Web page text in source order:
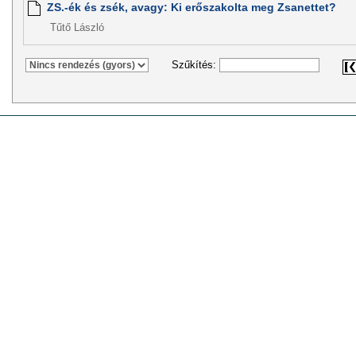
ZS.-ék és zsék, avagy: Ki erőszakolta meg Zsanettet?
Tűtő László
Szűkítés: